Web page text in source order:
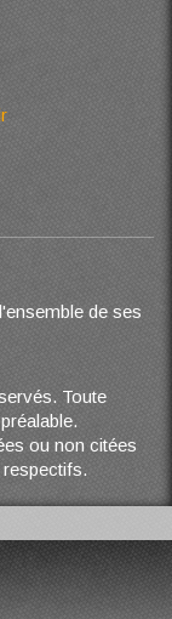
de ses
Toute
ou non citées